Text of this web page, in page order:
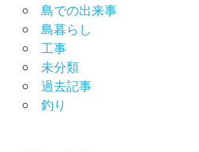
島での出来事
島暮らし
工事
未分類
過去記事
釣り